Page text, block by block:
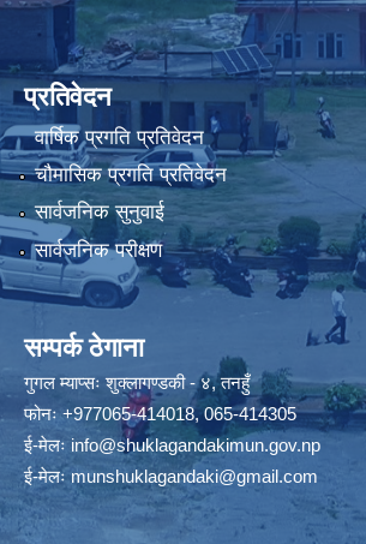
प्रतिवेदन
वार्षिक प्रगति प्रतिवेदन
चौमासिक प्रगति प्रतिवेदन
सार्वजनिक सुनुवाई
सार्वजनिक परीक्षण
सम्पर्क ठेगाना
गुगल म्याप्सःशुक्लागण्डकी - ४, तनहुँ
फोनः+977065-414018,065-414305
ई-मेलः info@shuklagandakimun.gov.np
ई-मेलःmunshuklagandaki@gmail.com